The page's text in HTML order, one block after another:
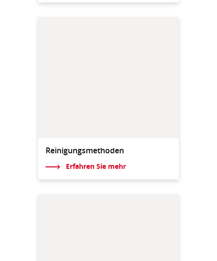
Reinigungsmethoden
Erfahren Sie mehr